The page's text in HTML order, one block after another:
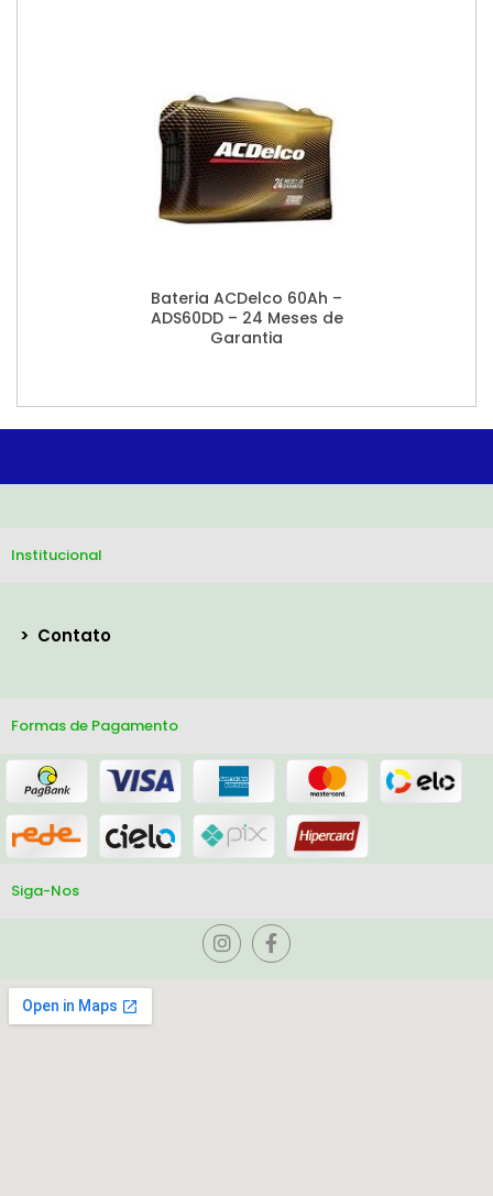
Bateria ACDelco 60Ah –
ADS60DD – 24 Meses de
Garantia
Institucional
> Contato
Formas de Pagamento
Siga-Nos